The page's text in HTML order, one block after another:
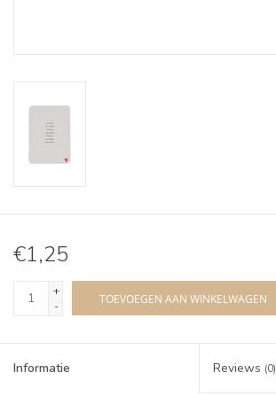
€1,25
+
-
TOEVOEGEN AAN WINKELWAGEN
Informatie Reviews (0)